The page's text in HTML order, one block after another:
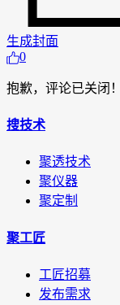
生成封面
0
抱歉，评论已关闭！
搜技术
聚透技术
聚仪器
聚定制
聚工匠
工匠招募
发布需求